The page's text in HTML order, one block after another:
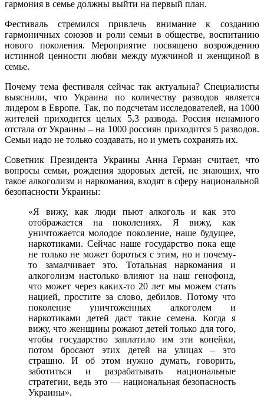
гармония в семье должны выйти на первый план.
Фестиваль стремился привлечь внимание к созданию
гармоничных союзов и роли семьи в обществе, воспитанию
нового поколения. Мероприятие посвящено возрождению
истинной ценности любви между мужчиной и женщиной в
семье.
Почему тема фестиваля сейчас так актуальна? Специалисты
выяснили, что Украина по количеству разводов является
лидером в Европе. Так, по подсчетам исследователей, на 1000
жителей приходится целых 5,3 развода. Россия ненамного
отстала от Украины – на 1000 россиян приходится 5 разводов.
Семьи надо не только создавать, но и уметь сохранять их.
Советник Президента Украины Анна Герман считает, что
вопросы семьи, рождения здоровых детей, не знающих, что
такое алкоголизм и наркомания, входят в сферу национальной
безопасности Украины:
«Я вижу, как люди пьют алкоголь и как это
отображается на поколениях. Я вижу, как
уничтожается молодое поколение, наше будущее,
наркотиками. Сейчас наше государство пока еще
не только не может бороться с этим, но и почему-
то замалчивает это. Тотальная наркомания и
алкоголизм настолько влияют на наш генофонд,
что может через каких-то 20 лет мы можем стать
нацией, простите за слово, дебилов. Потому что
поколение уничтоженных алкоголем и
наркотиками детей даст такие семена. Когда я
вижу, что женщины рожают детей только для того,
чтобы государство заплатило им эти копейки,
потом бросают этих детей на улицах – это
страшно. И об этом нужно думать, говорить,
заботиться и разрабатывать национальные
стратегии, ведь это — национальная безопасность
Украины».